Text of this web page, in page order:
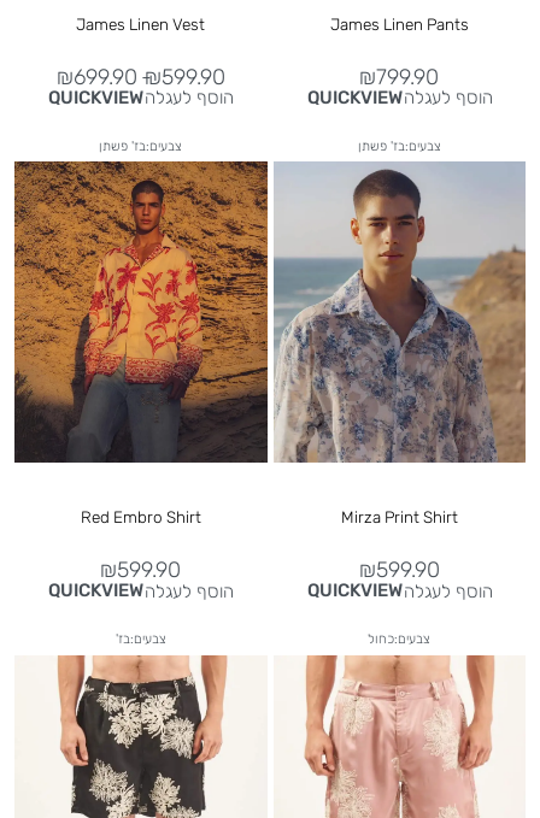
James Linen Pants
₪799.90
הוסף לעגלהQUICKVIEW
צבעים:בז' פשתן
James Linen Vest
₪599.90
₪699.90
הוסף לעגלהQUICKVIEW
צבעים:בז' פשתן
Mirza Print Shirt
₪599.90
הוסף לעגלהQUICKVIEW
צבעים:כחול
Red Embro Shirt
₪599.90
הוסף לעגלהQUICKVIEW
צבעים:בז'